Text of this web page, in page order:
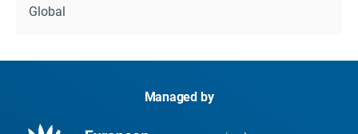
Global
Managed by